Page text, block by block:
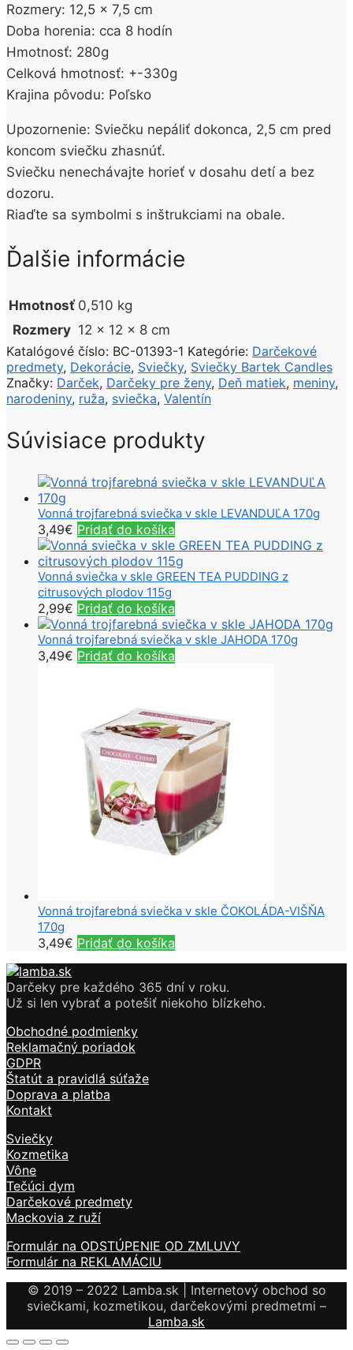
Rozmery: 12,5 x 7,5 cm
Doba horenia: cca 8 hodín
Hmotnosť: 280g
Celková hmotnosť: +-330g
Krajina pôvodu: Poľsko
Upozornenie: Sviečku nepáliť dokonca, 2,5 cm pred
koncom sviečku zhasnúť.
Sviečku nenechávajte horieť v dosahu detí a bez
dozoru.
Riaďte sa symbolmi s inštrukciami na obale.
Ďalšie informácie
Hmotnosť 0,510 kg
Rozmery 12 × 12 × 8 cm
Katalógové číslo: BC-01393-1 Kategórie: Darčekové
predmety, Dekorácie, Sviečky, Sviečky Bartek Candles
Značky: Darček, Darčeky pre ženy, Deň matiek, meniny,
narodeniny, ruža, sviečka, Valentín
Súvisiace produkty
Vonná trojfarebná sviečka v skle LEVANDUĽA 170g
3,49€ Pridať do košíka
Vonná sviečka v skle GREEN TEA PUDDING z
citrusových plodov 115g
2,99€ Pridať do košíka
Vonná trojfarebná sviečka v skle JAHODA 170g
3,49€ Pridať do košíka
Vonná trojfarebná sviečka v skle ČOKOLÁDA-VIŠŇA
170g
3,49€ Pridať do košíka
Darčeky pre každého 365 dní v roku.
Už si len vybrať a potešiť niekoho blízkeho.
Obchodné podmienky
Reklamačný poriadok
GDPR
Štatút a pravidlá súťaže
Doprava a platba
Kontakt
Sviečky
Kozmetika
Vône
Tečúci dym
Darčekové predmety
Mackovia z ruží
Formulár na ODSTÚPENIE OD ZMLUVY
Formulár na REKLAMÁCIU
© 2019 – 2022 Lamba.sk | Internetový obchod so
sviečkami, kozmetikou, darčekovými predmetmi –
Lamba.sk